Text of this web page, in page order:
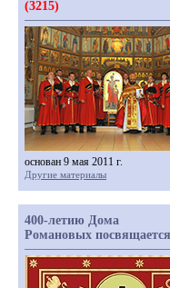
(3215)
основан 9 мая 2011 г.
Другие материалы
400-летию Дома
Романовых посвящается